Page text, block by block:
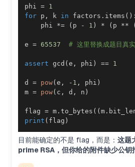
phi = 1
for p , k in factors . items ( ) :
    phi
*= ( p - 1 ) * ( p **
e = 65537 # 这里替换成题目真
assert gcd (e , phi ) == 1
d = pow(e , - 1 , phi )
m = pow( c , d , n )
flag = m . to_bytes ( (m .
print ( flag )
目前能确定的不是 flag，而是： 这题
prime RSA，但你给的附件缺少公钥